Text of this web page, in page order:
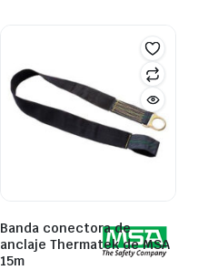
Banda conectora de
anclaje Thermatek de MSA
15m